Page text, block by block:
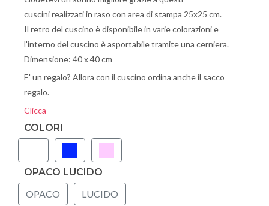
cuscini realizzati in raso con area di stampa 25x25 cm.
Il retro del cuscino è disponibile in varie colorazioni e
l'interno del cuscino è asportabile tramite una cerniera.
Dimensione: 40 x 40 cm
E' un regalo? Allora con il cuscino ordina anche il sacco
regalo.
Clicca
COLORI
OPACO LUCIDO
OPACO
LUCIDO